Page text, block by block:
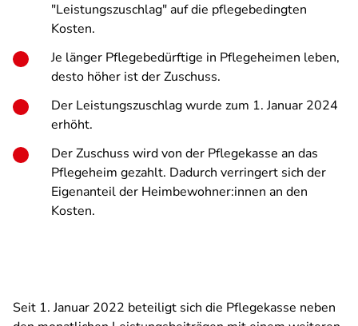
"Leistungszuschlag" auf die pflegebedingten
Kosten.
Je länger Pflegebedürftige in Pflegeheimen leben,
desto höher ist der Zuschuss.
Der Leistungszuschlag wurde zum 1. Januar 2024
erhöht.
Der Zuschuss wird von der Pflegekasse an das
Pflegeheim gezahlt. Dadurch verringert sich der
Eigenanteil der Heimbewohner:innen an den
Kosten.
Seit 1. Januar 2022 beteiligt sich die Pflegekasse neben